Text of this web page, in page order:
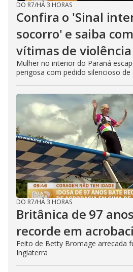
DO R7/HÁ 3 HORAS
Confira o 'Sinal
socorro' e saiba
vítimas de violência
Mulher no interior do Paraná
perigosa com pedido silencioso de
DO R7/HÁ 3 HORAS
Britânica de 97
recorde em
Feito de Betty Bromage arrecada
Inglaterra